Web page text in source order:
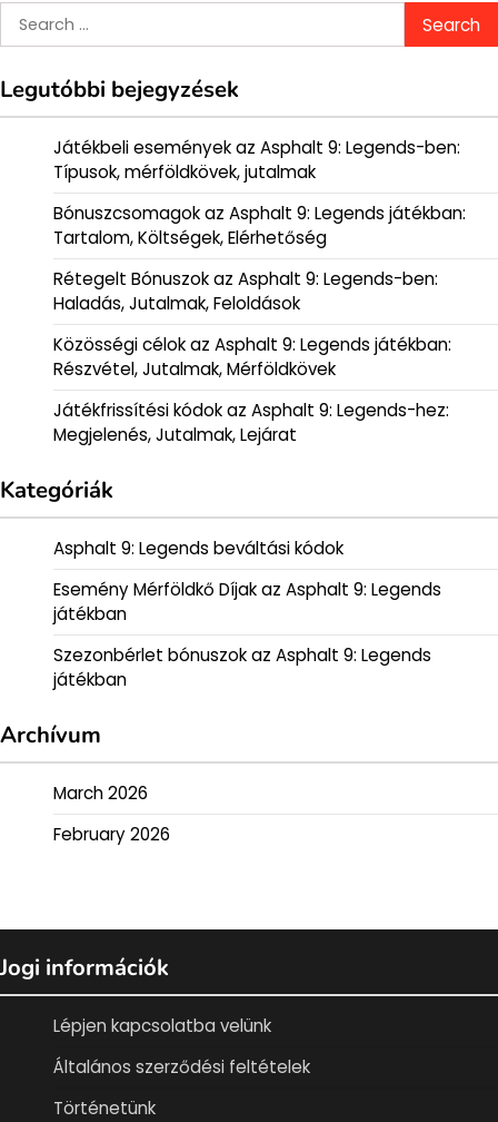
Search
for:
Legutóbbi bejegyzések
Játékbeli események az Asphalt 9: Legends-ben:
Típusok, mérföldkövek, jutalmak
Bónuszcsomagok az Asphalt 9: Legends játékban:
Tartalom, Költségek, Elérhetőség
Rétegelt Bónuszok az Asphalt 9: Legends-ben:
Haladás, Jutalmak, Feloldások
Közösségi célok az Asphalt 9: Legends játékban:
Részvétel, Jutalmak, Mérföldkövek
Játékfrissítési kódok az Asphalt 9: Legends-hez:
Megjelenés, Jutalmak, Lejárat
Kategóriák
Asphalt 9: Legends beváltási kódok
Esemény Mérföldkő Díjak az Asphalt 9: Legends
játékban
Szezonbérlet bónuszok az Asphalt 9: Legends
játékban
Archívum
March 2026
February 2026
Jogi információk
Lépjen kapcsolatba velünk
Általános szerződési feltételek
Történetünk